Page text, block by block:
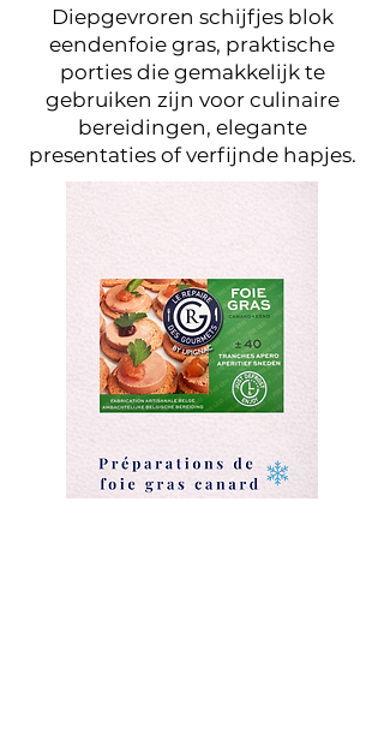
Diepgevroren schijfjes blok
eendenfoie gras, praktische
porties die gemakkelijk te
gebruiken zijn voor culinaire
bereidingen, elegante
presentaties of verfijnde hapjes.